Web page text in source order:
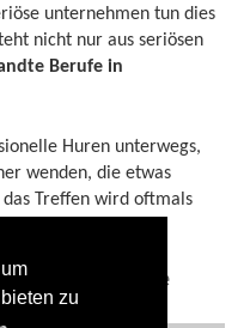
zu
unternehmen tun dies
nicht nur aus seriösen
Berufe in
Huren unterwegs,
wenden, die etwas
Treffen wird oftmals
und verwandte